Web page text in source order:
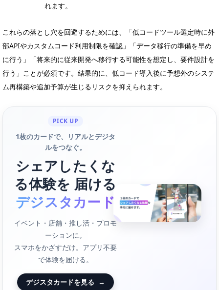
れます。
これらの落とし穴を回避するためには、「低コードツール選定時に外
部APIやカスタムコード利用制限を確認」「データ移行の準備を早め
に行う」「将来的に従来開発へ移行する可能性を想定し、要件設計を
行う」ことが必須です。結果的に、低コード導入後に予想外のシステ
ム再構築や追加予算が生じるリスクを抑えられます。
PICK UP
1枚のカードで、リアルとデジタ
ルをつなぐ。
シェアしたくな
る体験を 届ける
デジスタカード
イベント・店舗・推し活・プロモ
ーションに。
スマホをかざすだけ。アプリ不要
で体験を届ける。
デジスタカードを見る →